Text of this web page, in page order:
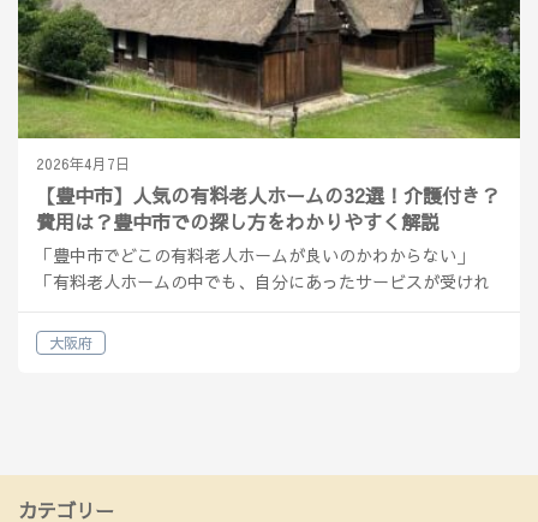
2026年4月7日
【豊中市】人気の有料老人ホームの32選！介護付き？
費用は？豊中市での探し方をわかりやすく解説
「豊中市でどこの有料老人ホームが良いのかわからない」
「有料老人ホームの中でも、自分にあったサービスが受けれ
豊中市の有料老人ホームの概要 豊中市は大阪府の北部に位…
大阪府
カテゴリー